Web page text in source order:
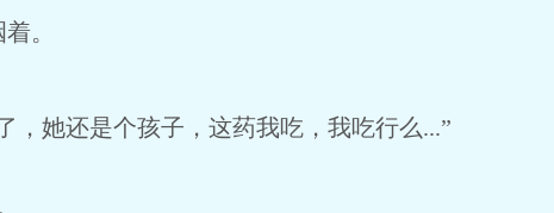
。
，她还是个孩子，这药我吃，我吃行么...”